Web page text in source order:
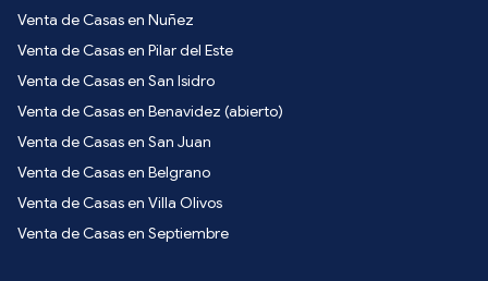
Venta de Casas en Nuñez
Venta de Casas en Pilar del Este
Venta de Casas en San Isidro
Venta de Casas en Benavidez (abierto)
Venta de Casas en San Juan
Venta de Casas en Belgrano
Venta de Casas en Villa Olivos
Venta de Casas en Septiembre